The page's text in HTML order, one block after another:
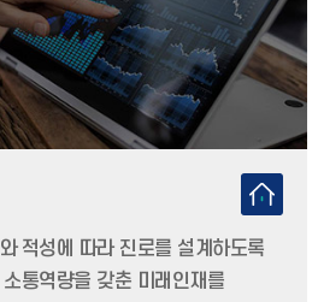
적성에 따라 진로를 설계하도록
통역량을 갖춘 미래인재를